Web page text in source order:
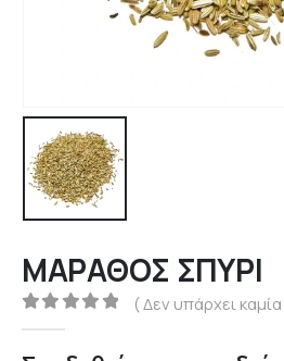
ΜΑΡΑΘΟΣ ΣΠΥΡΙ
0out of 5
( Δεν υπάρχει